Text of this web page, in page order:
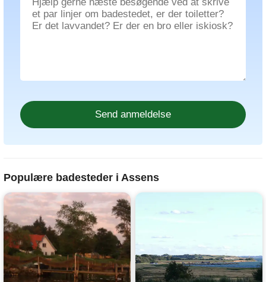
Populære badesteder i Assens